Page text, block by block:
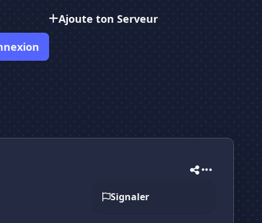
Ajoute ton Serveur
Signaler